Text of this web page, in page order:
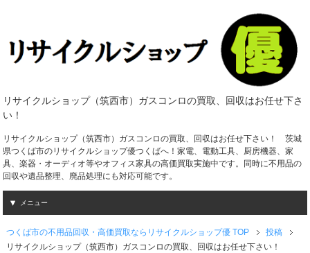
リサイクルショップ（筑西市）ガスコンロの買取、回収はお任せ下さ
い！
リサイクルショップ（筑西市）ガスコンロの買取、回収はお任せ下さい！ 茨城
県つくば市のリサイクルショップ優つくばへ！家電、電動工具、厨房機器、家
具、楽器・オーディオ等やオフィス家具の高価買取実施中です。同時に不用品の
回収や遺品整理、廃品処理にも対応可能です。
メニュー
つくば市の不用品回収・高価買取ならリサイクルショップ優 TOP
投稿
リサイクルショップ（筑西市）ガスコンロの買取、回収はお任せ下さい！